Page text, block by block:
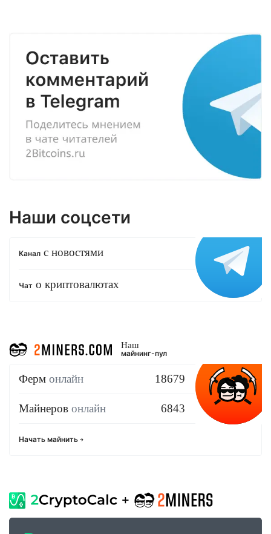
Наши соцсети
Канал с новостями
Чат о криптовалютах
Наш
майнинг-пул
Ферм онлайн 18679
Майнеров онлайн 6843
Начать майнить